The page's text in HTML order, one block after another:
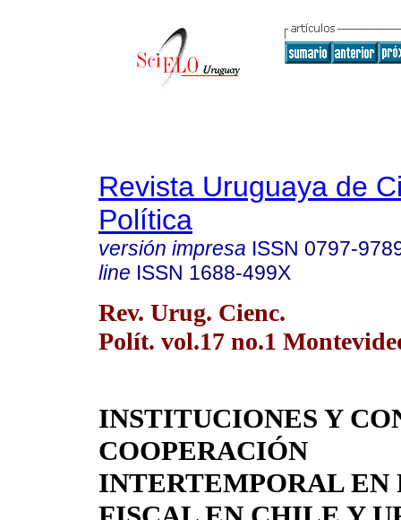
Revista Uruguaya de
Política
versión impresa ISSN 0797-
line ISSN 1688-499X
Rev. Urug. Cienc.
Polít. vol.17 no.1
INSTITUCIONES Y
COOPERACIÓN
INTERTEMPORAL